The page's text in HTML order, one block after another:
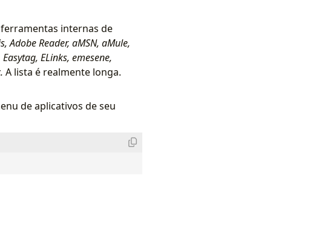
internas de
Adobe Reader, aMSN, aMule,
ELinks, emesene,
A lista é realmente longa.
de aplicativos de seu